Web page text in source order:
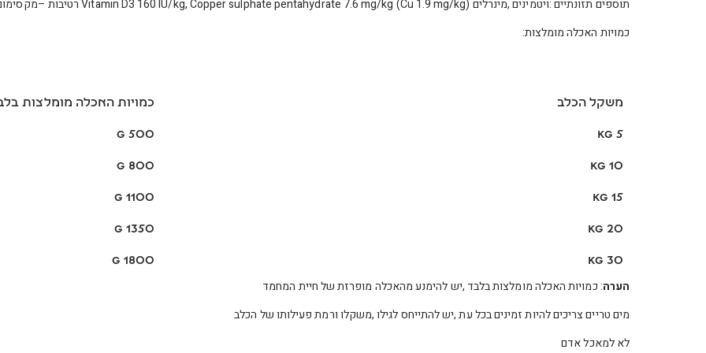
תוספים תזונתיים :ויטמינים ,מינרלים Vitamin D3 160 IU/kg, Copper sulphate pentahydrate 7.6 mg/kg (Cu 1.9 mg/kg) רטיבות –מקסימום82%
כמויות האכלה מומלצות:
משקל הכלב כמויות האכלה מומלצות
5 kg
500 g
10 kg
800 g
15 kg
1100 g
20 kg
1350 g
30 kg
1800 g
הערה: כמויות האכלה מומלצות בלבד ,יש להימנע מהאכלה מופרזת של חיית המחמד
מים טריים צריכים להיות זמינים בכל עת ,יש להתייחס לגילו ,משקלו ורמת פעילותו של הכלב
לא למאכל אדם